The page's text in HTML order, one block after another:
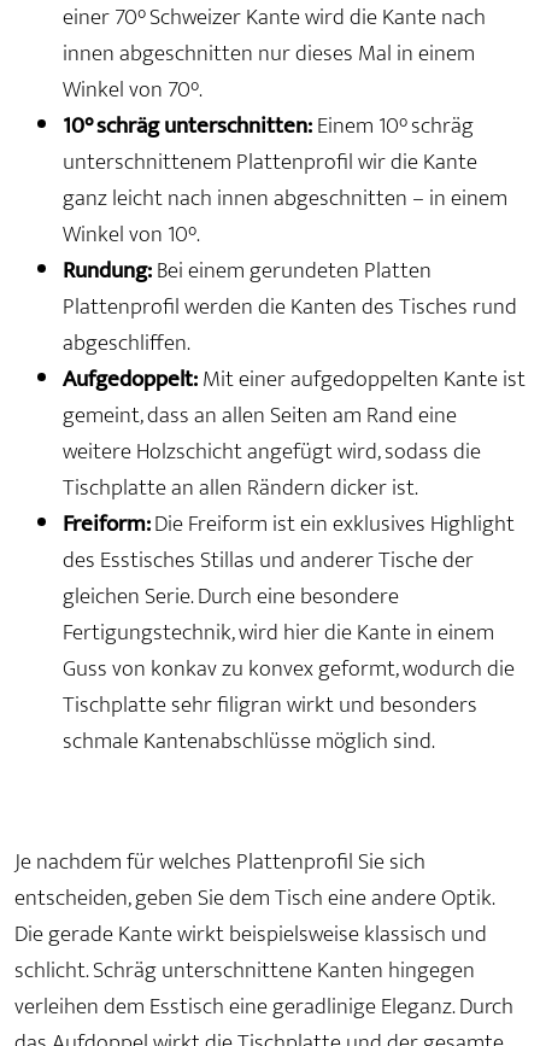
einer 70° Schweizer Kante wird die Kante nach
innen abgeschnitten nur dieses Mal in einem
Winkel von 70°.
10° schräg unterschnitten:Einem 10° schräg
unterschnittenem Plattenprofil wir die Kante
ganz leicht nach innen abgeschnitten – in einem
Winkel von 10°.
Rundung:Bei einem gerundeten Platten
Plattenprofil werden die Kanten des Tisches rund
abgeschliffen.
Aufgedoppelt:Mit einer aufgedoppelten Kante ist
gemeint, dass an allen Seiten am Rand eine
weitere Holzschicht angefügt wird, sodass die
Tischplatte an allen Rändern dicker ist.
Freiform:Die Freiform ist ein exklusives Highlight
des Esstisches Stillas und anderer Tische der
gleichen Serie. Durch eine besondere
Fertigungstechnik, wird hier die Kante in einem
Guss von konkav zu konvex geformt, wodurch die
Tischplatte sehr filigran wirkt und besonders
schmale Kantenabschlüsse möglich sind.
Je nachdem für welches Plattenprofil Sie sich
entscheiden, geben Sie dem Tisch eine andere Optik.
Die gerade Kante wirkt beispielsweise klassisch und
schlicht. Schräg unterschnittene Kanten hingegen
verleihen dem Esstisch eine geradlinige Eleganz. Durch